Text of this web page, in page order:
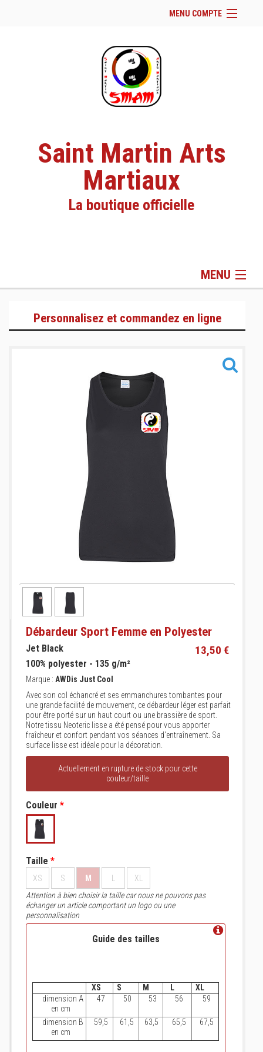
MENU COMPTE
Site Web du club
Facebook
Se connecter
Panier (vide)
Saint Martin Arts
Martiaux
La boutique officielle
MENU
Gamme Training
Personnalisez et commandez en ligne
Débardeur Sport Femme en Polyester
13,50 €
Jet Black
100% polyester - 135 g/m²
Marque : AWDis Just Cool
Avec son col échancré et ses emmanchures tombantes pour
une grande facilité de mouvement, ce débardeur léger est parfait
pour être porté sur un haut court ou une brassière de sport.
Notre tissu Neoteric lisse a été pensé pour vous apporter
fraîcheur et confort pendant vos séances d'entraînement. Sa
surface lisse est idéale pour la décoration.
Actuellement en rupture de stock pour cette
couleur/taille
Couleur *
Taille *
XS S M
XL
Attention à bien choisir la taille car nous ne pouvons pas
échanger un article comportant un logo ou une
personnalisation
Guide des tailles
XS S M L
XL
dimension A
en cm
47 50 53 56 59
dimension B
en cm
59,5 61,5 63,5 65,5 67,5